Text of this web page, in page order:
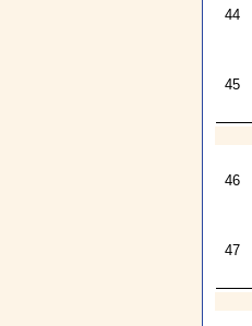
44
45
46
47